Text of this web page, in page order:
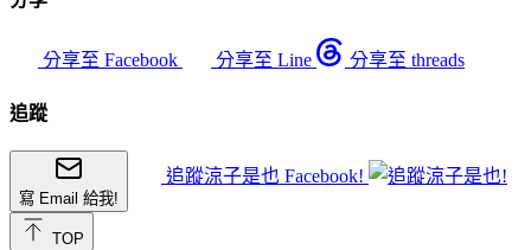
分享至 Facebook 分享至 Line 分享至 threads
追蹤
寫 Email 給我!
追蹤涼子是也 Facebook!
TOP